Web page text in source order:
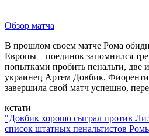
Обзор матча
В прошлом своем матче Рома
Европы – поединок запомнился
попытками пробить пенальти, две
украинец Артем Довбик.
завершила свой матч успешно,
кстати
"Довбик хорошо сыграл против
список штатных пенальтистов